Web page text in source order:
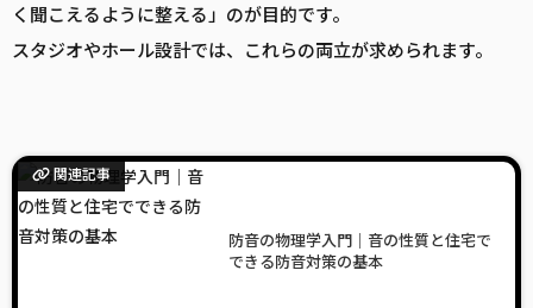
く聞こえるように整える」のが目的です。
スタジオやホール設計では、これらの両立が求められます。
関連記事
防音の物理学入門｜音の性質と住宅で
できる防音対策の基本